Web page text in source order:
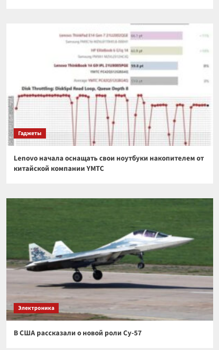
Гаджеты
Lenovo начала оснащать свои ноутбуки накопителем от
китайской компании YMTC
Электроника
В США рассказали о новой роли Су-57